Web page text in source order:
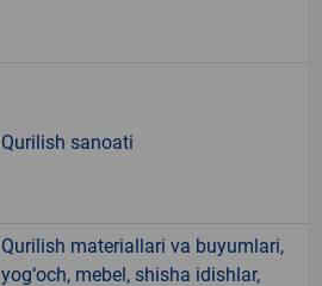
Qurilish sanoati
Qurilish materiallari va buyumlari,
yog‘och, mebel, shisha idishlar,